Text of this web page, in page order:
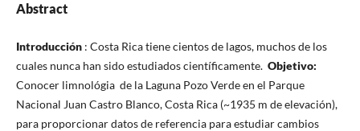
Abstract
Introducción: Costa Rica tiene cientos de lagos, muchos de los
cuales nunca han sido estudiados científicamente. Objetivo:
Conocer limnológia de la Laguna Pozo Verde en el Parque
Nacional Juan Castro Blanco, Costa Rica (~1935 m de elevación),
para proporcionar datos de referencia para estudiar cambios